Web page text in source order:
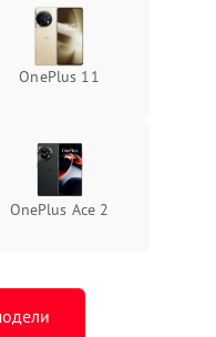
OnePlus 11
OnePlus Ace 2